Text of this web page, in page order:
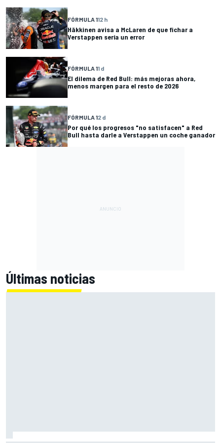
FÓRMULA 112 h
Häkkinen avisa a McLaren de que fichar a
Verstappen sería un error
FÓRMULA 11 d
El dilema de Red Bull: más mejoras ahora,
menos margen para el resto de 2026
FÓRMULA 12 d
Por qué los progresos "no satisfacen" a Red
Bull hasta darle a Verstappen un coche ganador
Últimas noticias